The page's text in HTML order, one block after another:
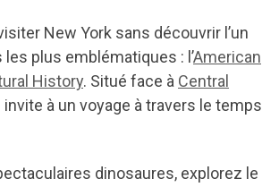
New York sans découvrir l’un
plus emblématiques : l’American
History. Situé face à Central
invite à un voyage à travers le temps
dinosaures, explorez le